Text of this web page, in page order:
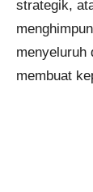
strategik,
menyeluruh
membuat